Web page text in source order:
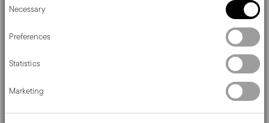
Collect information about your geographical location
Identify your device by actively scanning it for specific
characteristics (fingerprinting)
Find out more about how your personal data is processed and set
your preferences in the
We use cookies to personalise content and ads, to provide social
media features and to analyse our traffic. We also share
information about your use of our site with our social media,
advertising and analytics partners who may combine it with other
Selection
Necessary
Preferences
Statistics
Marketing
Linee che disegnano un movimento di torsione leggero
e al contempo ben definito. Le forme esprimono tutta
Dettagli